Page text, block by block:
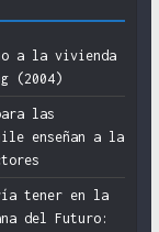
a la vivienda
(2004)
las
enseñan a la
tener en la
del Futuro: